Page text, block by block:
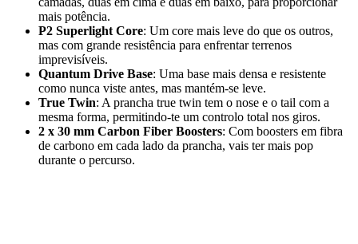
mais potência.
P2 Superlight Core: Um core mais leve do que os outros,
mas com grande resistência para enfrentar terrenos
imprevisíveis.
Quantum Drive Base: Uma base mais densa e resistente
como nunca viste antes, mas mantém-se leve.
True Twin: A prancha true twin tem o nose e o tail com a
mesma forma, permitindo-te um controlo total nos giros.
2 x 30 mm Carbon Fiber Boosters: Com boosters em fibra
de carbono em cada lado da prancha, vais ter mais pop
durante o percurso.